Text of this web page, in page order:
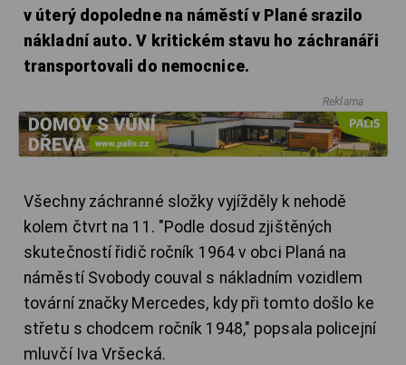
v úterý dopoledne na náměstí v Plané srazilo
nákladní auto. V kritickém stavu ho záchranáři
transportovali do nemocnice.
Reklama
Všechny záchranné složky vyjížděly k nehodě
kolem čtvrt na 11. "Podle dosud zjištěných
skutečností řidič ročník 1964 v obci Planá na
náměstí Svobody couval s nákladním vozidlem
tovární značky Mercedes, kdy při tomto došlo ke
střetu s chodcem ročník 1948," popsala policejní
mluvčí Iva Vršecká.